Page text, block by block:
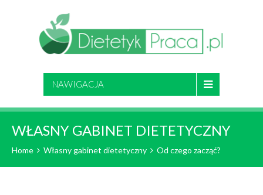
NAWIGACJA
WŁASNY GABINET DIETETYCZNY
Home Własny gabinet dietetyczny Od czego zacząć?